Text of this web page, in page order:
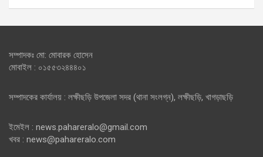
সম্পাদকঃ মো: মোবারক হোসেন
মোবাইল : ০১৫৫৩২৪৪৪০১
সম্পাদকের কার্যালয় : লক্ষীছড়ি উপজেলা সদর (থানা সংলগ্ন), লক্ষীছড়ি, খাগড়াছড়ি
ইমেইল : news.pahareralo@gmail.com
খবর : news@pahareralo.com